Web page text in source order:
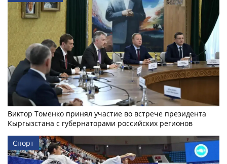
Виктор Томенко принял участие во встрече президента
Кыргызстана с губернаторами российских регионов
Спорт